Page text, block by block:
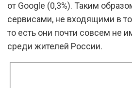
от Google (0,3%). Таким
сервисами, не входящими в
то есть они почти совсем не
среди жителей России.